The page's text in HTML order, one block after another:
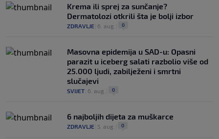
Krema ili sprej za sunčanje?
Dermatolozi otkrili šta je bolji izbor
ZDRAVLJE 6. aug. 0
Masovna epidemija u SAD-u: Opasni
parazit u iceberg salati razbolio više od
25.000 ljudi, zabilježeni i smrtni
slučajevi
SVIJET 6. aug. 0
6 najboljih dijeta za muškarce
ZDRAVLJE 5. aug. 0